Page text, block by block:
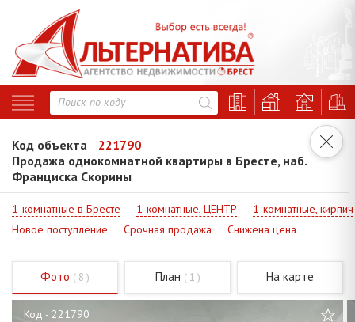
Код объекта
221790
Продажа однокомнатной квартиры в Бресте, наб.
Франциска Скорины
1-комнатные в Бресте 1-комнатные, ЦЕНТР
1-комнатные, кирпич
Новое поступление
Срочная продажа Снижена цена
Фото ( 8 ) План ( 1 ) На карте
Код - 221790